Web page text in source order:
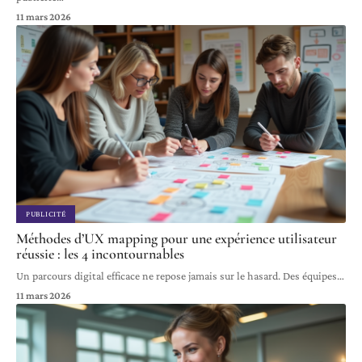
11 mars 2026
PUBLICITÉ
Méthodes d’UX mapping pour une expérience utilisateur
réussie : les 4 incontournables
Un parcours digital efficace ne repose jamais sur le hasard. Des équipes…
11 mars 2026